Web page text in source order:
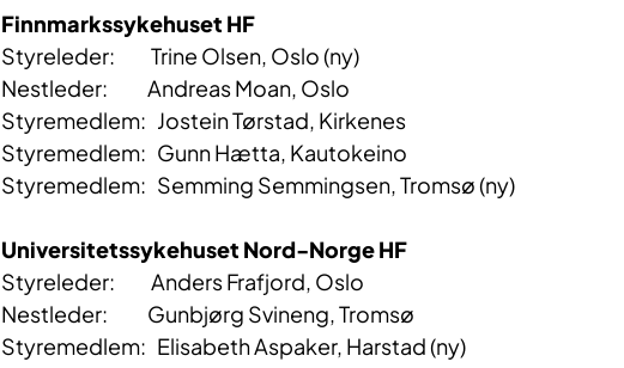
Finnmarkssykehuset HF
Styreleder: Trine Olsen, Oslo (ny)
Nestleder: Andreas Moan, Oslo
Styremedlem: Jostein Tørstad, Kirkenes
Styremedlem: Gunn Hætta, Kautokeino
Styremedlem: Semming Semmingsen, Tromsø (ny)
Universitetssykehuset Nord-Norge HF
Styreleder: Anders Frafjord, Oslo
Nestleder: Gunbjørg Svineng, Tromsø
Styremedlem: Elisabeth Aspaker, Harstad (ny)